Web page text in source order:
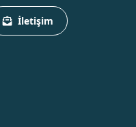
İletişim